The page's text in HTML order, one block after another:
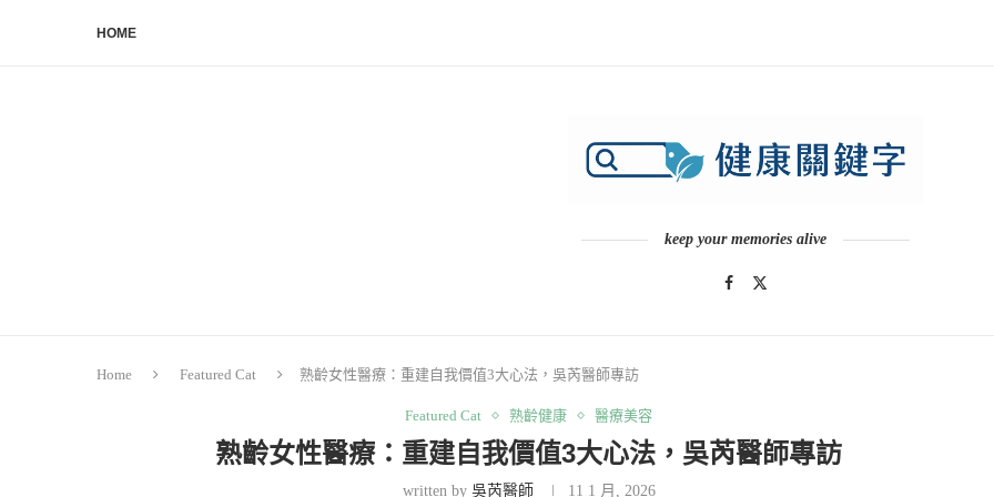
HOME
keep your memories alive
Home Featured Cat 熟齡女性醫療：重建自我價值3大心法，吳芮醫師專訪
Featured Cat 熟齡健康 醫療美容
熟齡女性醫療：重建自我價值3大心法，吳芮醫師專訪
written by 吳芮醫師 11 1 月, 2026